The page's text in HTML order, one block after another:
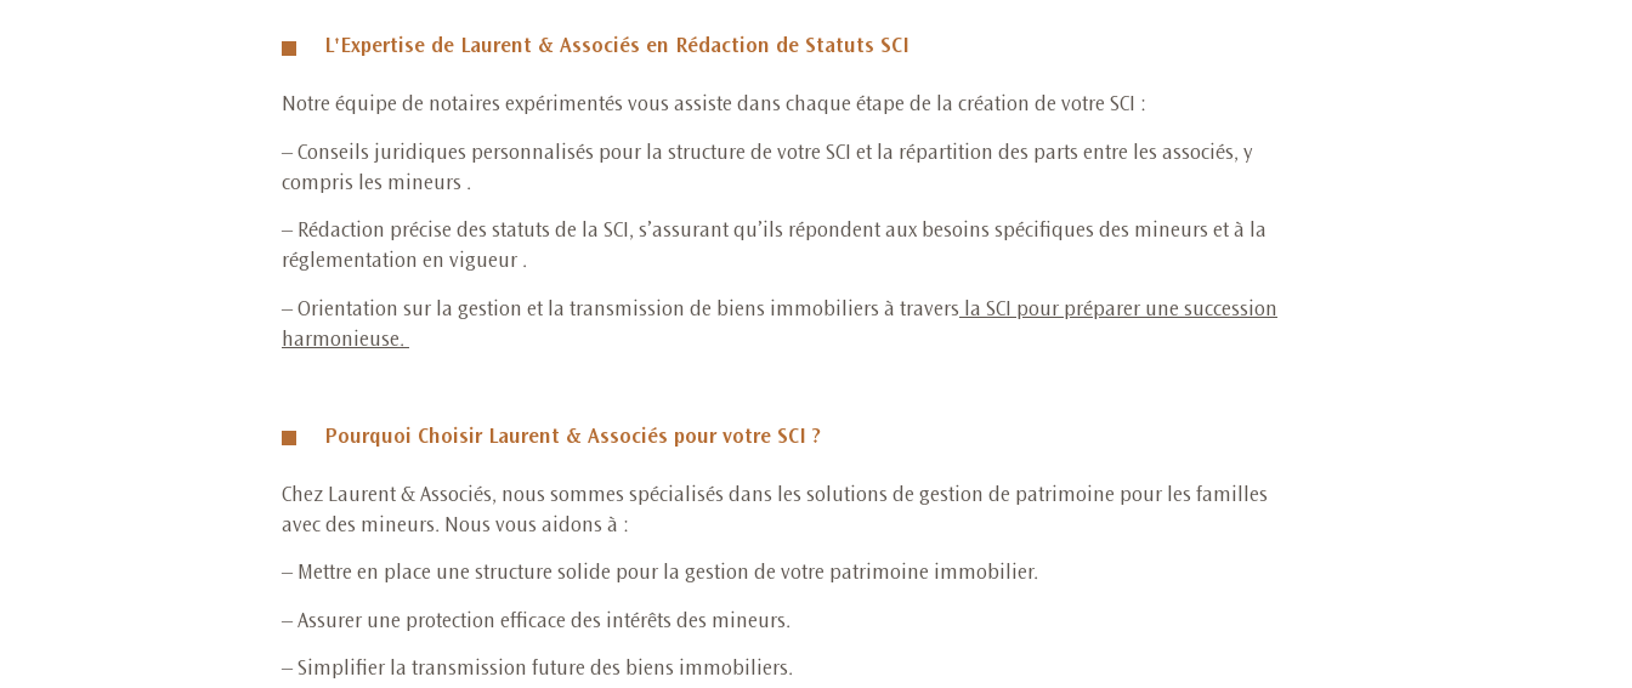
L'Expertise de Laurent & Associés en Rédaction de Statuts SCI
Notre équipe de notaires expérimentés vous assiste dans chaque étape de la création de votre SCI :
– Conseils juridiques personnalisés pour la structure de votre SCI et la répartition des parts entre les associés, y
compris les mineurs .
– Rédaction précise des statuts de la SCI, s’assurant qu’ils répondent aux besoins spécifiques des mineurs et à la
réglementation en vigueur .
– Orientation sur la gestion et la transmission de biens immobiliers à travers la SCI pour préparer une succession
harmonieuse.
Pourquoi Choisir Laurent & Associés pour votre SCI ?
Chez Laurent & Associés, nous sommes spécialisés dans les solutions de gestion de patrimoine pour les familles
avec des mineurs. Nous vous aidons à :
– Mettre en place une structure solide pour la gestion de votre patrimoine immobilier.
– Assurer une protection efficace des intérêts des mineurs.
– Simplifier la transmission future des biens immobiliers.